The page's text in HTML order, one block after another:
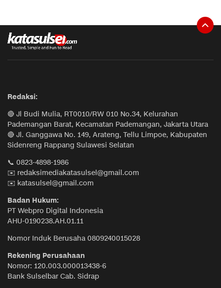
Redaksi:
🔴 Jl Budi Mulia, RT0010/RW 010 No.34, Kelurahan
Pademangan Barat, Kecamatan Pademangan, Jakarta Utara
🔴 Jl. Ganggawa No. 149, Arateng, Tellu Limpoe, Kabupaten
Sidenreng Rappang Sulawesi Selatan
📞 0823-4898-1986
✉️ redaksimediakatasulsel@gmail.com
✉️ katasulsel@gmail.com
Badan Hukum:
PT Webpro Digital Indonesia
AHU-0190238.AH.01.11
Nomor Induk Berusaha 0809240015028
Rekening Perusahaan
Nomor: 120.003.000013438-6
Bank Sulselbar Cab. Sidrap